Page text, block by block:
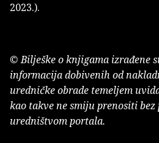
2023.).
© Bilješke o knjigama izrađene
informacija dobivenih od
uredničke obrade temeljem
kao takve ne smiju prenositi
uredništvom portala.